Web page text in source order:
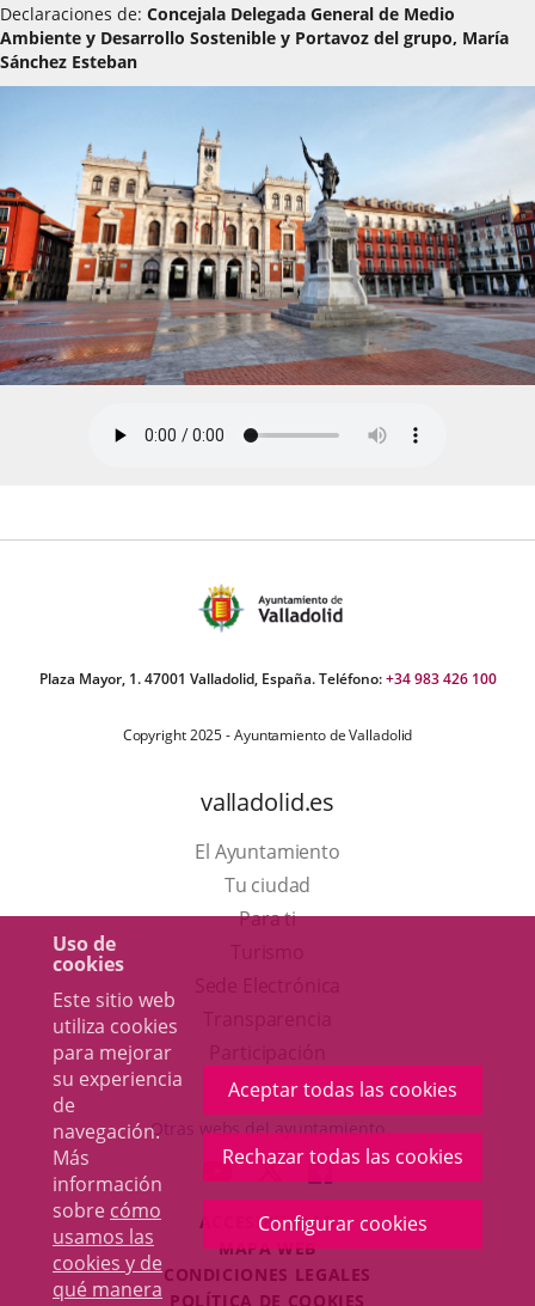
Uso de
cookies
Este sitio web
utiliza cookies
para mejorar
su experiencia
de
navegación.
Más
información
sobre cómo
usamos las
cookies y de
qué manera
Aceptar todas las cookies
Rechazar todas las cookies
Configurar cookies
Declaraciones de: Concejala Delegada General de Medio
Ambiente y Desarrollo Sostenible y Portavoz del grupo, María
Sánchez Esteban
Plaza Mayor, 1. 47001 Valladolid, España. Teléfono:+34 983 426 100
Copyright 2025 - Ayuntamiento de Valladolid
valladolid.es
El Ayuntamiento
Tu ciudad
Para ti
en
una
ventana
nueva.
aplicación
externa.
Otras webs del ayuntamiento
ENLACE
A
UNA
APLICACIÓN
EXTERNA.
ENLACE
A
UNA
APLICACIÓN
EXTERNA.
ENLACE
A
UNA
EXTERNA.
ACCESIBILIDAD
MAPA WEB
CONDICIONES LEGALES
POLÍTICA DE COOKIES